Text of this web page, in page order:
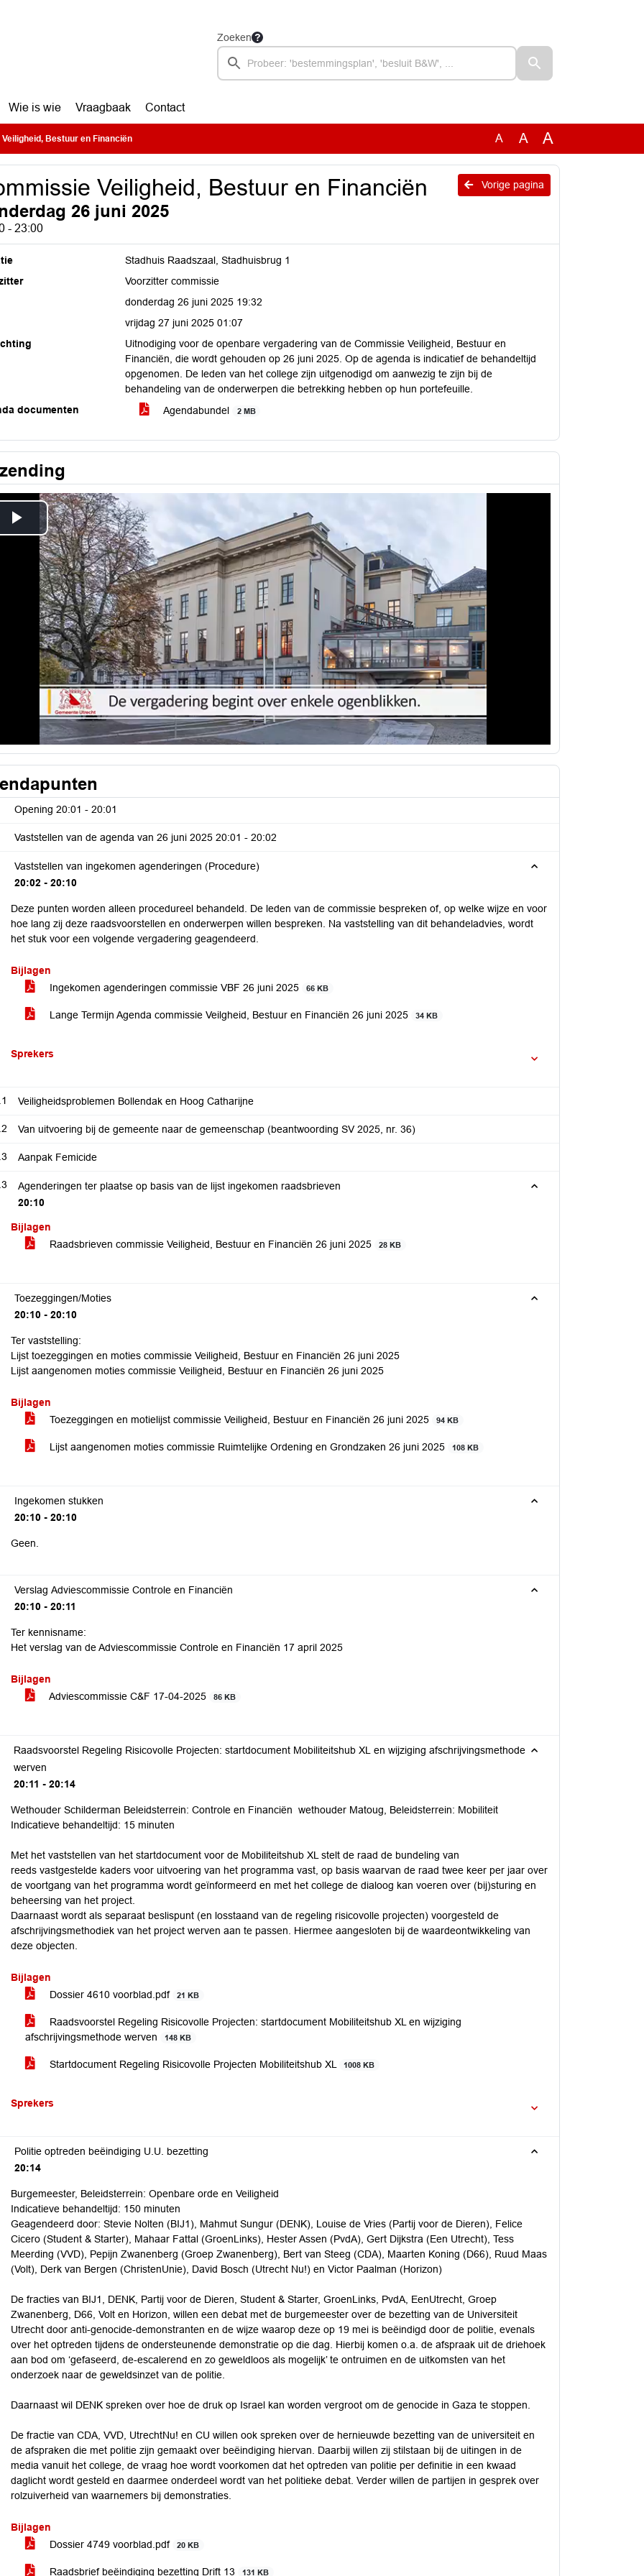
Zoeken
Wie is wie Vraagbaak Contact
Bestuur en Financiën A A A
Vorige pagina
Veiligheid, Bestuur en Financiën
26 juni 2025
- 23:00
Stadhuis Raadszaal, Stadhuisbrug 1
Voorzitter commissie
donderdag 26 juni 2025 19:32
vrijdag 27 juni 2025 01:07
Uitnodiging voor de openbare vergadering van de Commissie Veiligheid, Bestuur en
Financiën, die wordt gehouden op 26 juni 2025. Op de agenda is indicatief de behandeltijd
opgenomen. De leden van het college zijn uitgenodigd om aanwezig te zijn bij de
behandeling van de onderwerpen die betrekking hebben op hun portefeuille.
documenten
Agendabundel 2 MB
Play
Video
Opening 20:01 - 20:01
Vaststellen van de agenda van 26 juni 2025 20:01 - 20:02
Vaststellen van ingekomen agenderingen (Procedure)
20:02 - 20:10
Deze punten worden alleen procedureel behandeld. De leden van de commissie bespreken of, op welke wijze en voor
hoe lang zij deze raadsvoorstellen en onderwerpen willen bespreken. Na vaststelling van dit behandeladvies, wordt
het stuk voor een volgende vergadering geagendeerd.
Bijlagen
Ingekomen agenderingen commissie VBF 26 juni 2025
66 KB
Lange Termijn Agenda commissie Veilgheid, Bestuur en Financiën 26 juni 2025 34 KB
Sprekers
Veiligheidsproblemen Bollendak en Hoog Catharijne
Van uitvoering bij de gemeente naar de gemeenschap (beantwoording SV 2025, nr. 36)
Aanpak Femicide
Agenderingen ter plaatse op basis van de lijst ingekomen raadsbrieven
20:10
Bijlagen
Raadsbrieven commissie Veiligheid, Bestuur en Financiën 26 juni 2025
28 KB
Toezeggingen/Moties
20:10 - 20:10
Ter vaststelling:
Lijst toezeggingen en moties commissie Veiligheid, Bestuur en Financiën 26 juni 2025
Lijst aangenomen moties commissie Veiligheid, Bestuur en Financiën 26 juni 2025
Bijlagen
Toezeggingen en motielijst commissie Veiligheid, Bestuur en Financiën 26 juni 2025
94 KB
Lijst aangenomen moties commissie Ruimtelijke Ordening en Grondzaken 26 juni 2025 108 KB
Ingekomen stukken
20:10 - 20:10
Geen.
Verslag Adviescommissie Controle en Financiën
20:10 - 20:11
Ter kennisname:
Het verslag van de Adviescommissie Controle en Financiën 17 april 2025
Bijlagen
Adviescommissie C&F 17-04-2025
86 KB
Raadsvoorstel Regeling Risicovolle Projecten: startdocument Mobiliteitshub XL en wijziging afschrijvingsmethode
werven
20:11 - 20:14
Wethouder Schilderman Beleidsterrein: Controle en Financiën wethouder Matoug, Beleidsterrein: Mobiliteit
Indicatieve behandeltijd: 15 minuten
Met het vaststellen van het startdocument voor de Mobiliteitshub XL stelt de raad de bundeling van
reeds vastgestelde kaders voor uitvoering van het programma vast, op basis waarvan de raad twee keer per jaar over
de voortgang van het programma wordt geïnformeerd en met het college de dialoog kan voeren over (bij)sturing en
beheersing van het project.
Daarnaast wordt als separaat beslispunt (en losstaand van de regeling risicovolle projecten) voorgesteld de
afschrijvingsmethodiek van het project werven aan te passen. Hiermee aangesloten bij de waardeontwikkeling van
deze objecten.
Bijlagen
Dossier 4610 voorblad.pdf
21 KB
Raadsvoorstel Regeling Risicovolle Projecten: startdocument Mobiliteitshub XL en wijziging
afschrijvingsmethode werven
148 KB
Startdocument Regeling Risicovolle Projecten Mobiliteitshub XL 1008 KB
Sprekers
Politie optreden beëindiging U.U. bezetting
20:14
Burgemeester, Beleidsterrein: Openbare orde en Veiligheid
Indicatieve behandeltijd: 150 minuten
Geagendeerd door: Stevie Nolten (BIJ1), Mahmut Sungur (DENK), Louise de Vries (Partij voor de Dieren), Felice
Cicero (Student & Starter), Mahaar Fattal (GroenLinks), Hester Assen (PvdA), Gert Dijkstra (Een Utrecht), Tess
Meerding (VVD), Pepijn Zwanenberg (Groep Zwanenberg), Bert van Steeg (CDA), Maarten Koning (D66), Ruud Maas
(Volt), Derk van Bergen (ChristenUnie), David Bosch (Utrecht Nu!) en Victor Paalman (Horizon)
De fracties van BIJ1, DENK, Partij voor de Dieren, Student & Starter, GroenLinks, PvdA, EenUtrecht, Groep
Zwanenberg, D66, Volt en Horizon, willen een debat met de burgemeester over de bezetting van de Universiteit
Utrecht door anti-genocide-demonstranten en de wijze waarop deze op 19 mei is beëindigd door de politie, evenals
over het optreden tijdens de ondersteunende demonstratie op die dag. Hierbij komen o.a. de afspraak uit de driehoek
aan bod om ‘gefaseerd, de-escalerend en zo geweldloos als mogelijk’ te ontruimen en de uitkomsten van het
onderzoek naar de geweldsinzet van de politie.
Daarnaast wil DENK spreken over hoe de druk op Israel kan worden vergroot om de genocide in Gaza te stoppen.
De fractie van CDA, VVD, UtrechtNu! en CU willen ook spreken over de hernieuwde bezetting van de universiteit en
de afspraken die met politie zijn gemaakt over beëindiging hiervan. Daarbij willen zij stilstaan bij de uitingen in de
media vanuit het college, de vraag hoe wordt voorkomen dat het optreden van politie per definitie in een kwaad
daglicht wordt gesteld en daarmee onderdeel wordt van het politieke debat. Verder willen de partijen in gesprek over
rolzuiverheid van waarnemers bij demonstraties.
Bijlagen
Dossier 4749 voorblad.pdf
20 KB
Raadsbrief beëindiging bezetting Drift 13 131 KB